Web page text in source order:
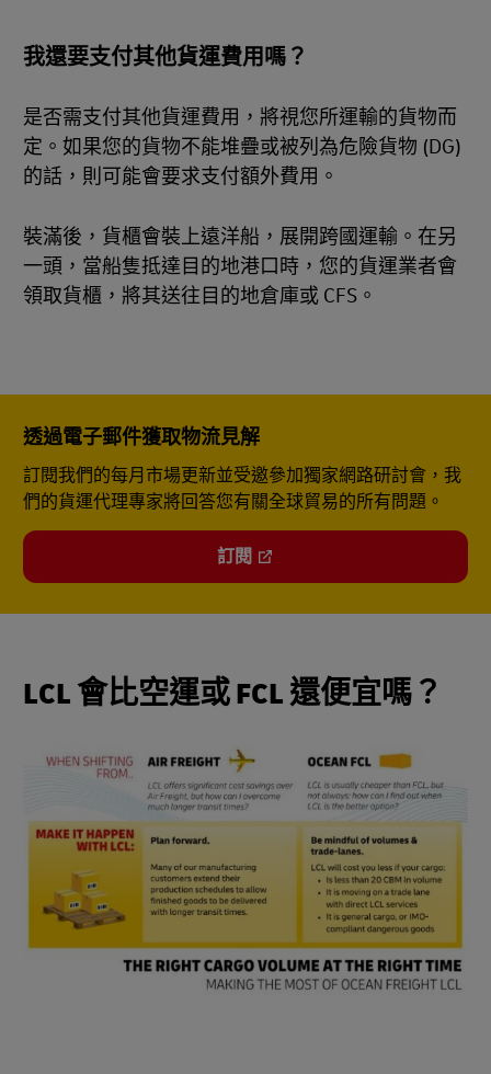
我還要支付其他貨運費用嗎？
是否需支付其他貨運費用，將視您所運輸的貨物而
定。如果您的貨物不能堆疊或被列為危險貨物 (DG)
的話，則可能會要求支付額外費用。
裝滿後，貨櫃會裝上遠洋船，展開跨國運輸。在另
一頭，當船隻抵達目的地港口時，您的貨運業者會
領取貨櫃，將其送往目的地倉庫或 CFS。
透過電子郵件獲取物流見解
訂閱我們的每月市場更新並受邀參加獨家網路研討會，我
們的貨運代理專家將回答您有關全球貿易的所有問題。
訂閱
LCL 會比空運或 FCL 還便宜嗎？